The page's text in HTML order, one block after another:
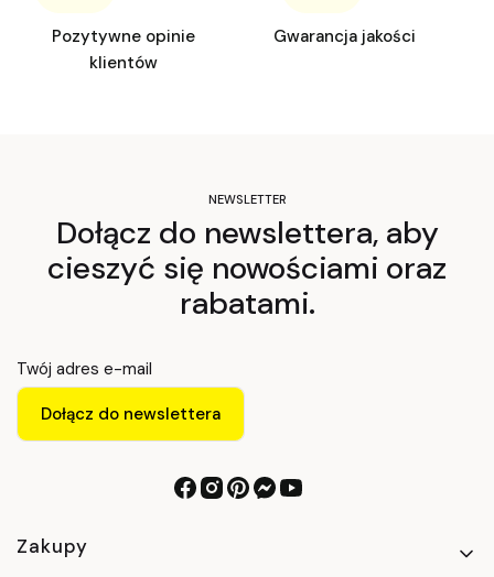
Pozytywne opinie
klientów
Gwarancja jakości
NEWSLETTER
Dołącz do newslettera, aby
cieszyć się nowościami oraz
rabatami.
Twój adres e-mail
Dołącz do newslettera
Linki w stopce
Zakupy